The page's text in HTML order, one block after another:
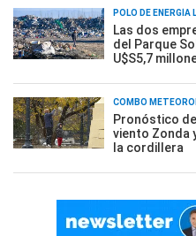
POLO DE ENERGÍA
Las dos
del Parque
U$S5,7
COMBO
Pronóstico
viento Zonda
la cordillera